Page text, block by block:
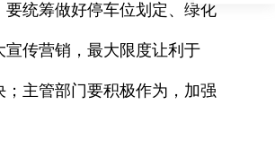
统筹做好停车位划定、绿化
传营销，最大限度让利于
主管部门要积极作为，加强